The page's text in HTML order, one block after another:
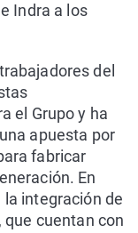
Indra a los
del
el Grupo y ha
apuesta por
fabricar
En
integración de
que cuentan con